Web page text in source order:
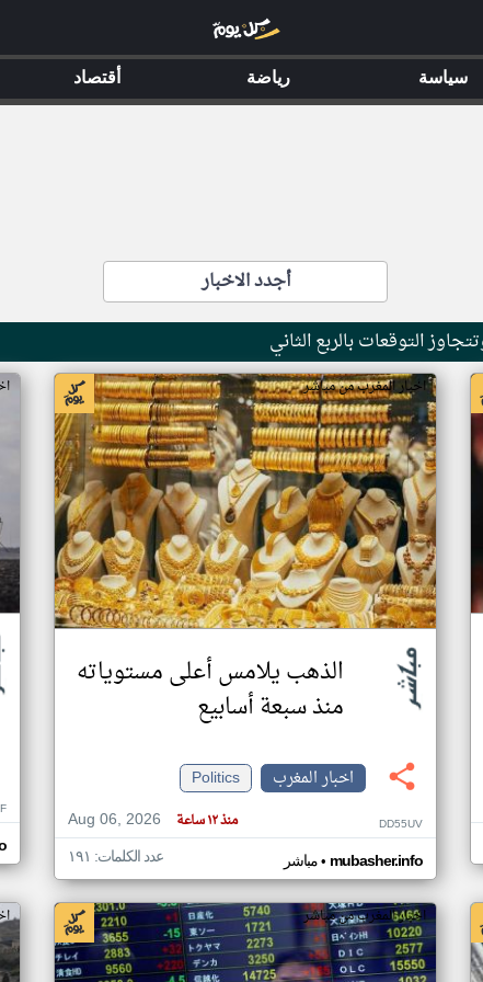
أجدد الاخبار
اخبار المغرب من مباشر
الذهب يلامس أعلى مستوياته
منذ سبعة أسابيع
اخبار المغرب
Politics
Aug 06, 2026
منذ ١٢ ساعة DD55UV
مباشر• mubasher.info عدد الكلمات: ١٩١
اخبار المغرب من مباشر
سياسة رياضة أقتصاد